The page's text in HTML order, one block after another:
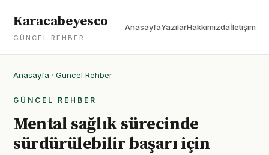
Karacabeyesco
GÜNCEL REHBER
AnasayfaYazılarHakkımızdaİletişim
Anasayfa · Güncel Rehber
GÜNCEL REHBER
Mental sağlık sürecinde
sürdürülebilir başarı için